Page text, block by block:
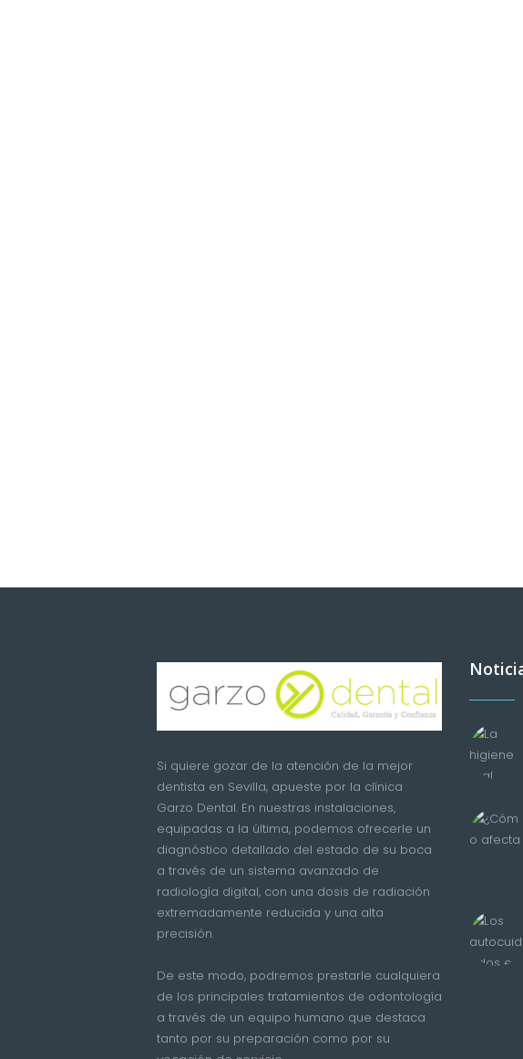
Si quiere gozar de la atención de la mejor
dentista en Sevilla, apueste por la clínica
Garzo Dental. En nuestras instalaciones,
equipadas a la última, podemos ofrecerle un
diagnóstico detallado del estado de su boca
a través de un sistema avanzado de
radiología digital, con una dosis de radiación
extremadamente reducida y una alta
precisión.
De este modo, podremos prestarle cualquiera
de los principales tratamientos de odontología
a través de un equipo humano que destaca
tanto por su preparación como por su